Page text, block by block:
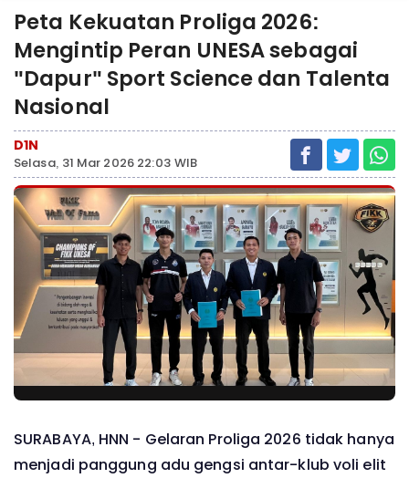
Peta Kekuatan Proliga 2026:
Mengintip Peran UNESA sebagai
"Dapur" Sport Science dan Talenta
Nasional
D1N
Selasa, 31 Mar 2026 22:03 WIB
SURABAYA, HNN - Gelaran Proliga 2026 tidak hanya
menjadi panggung adu gengsi antar-klub voli elit